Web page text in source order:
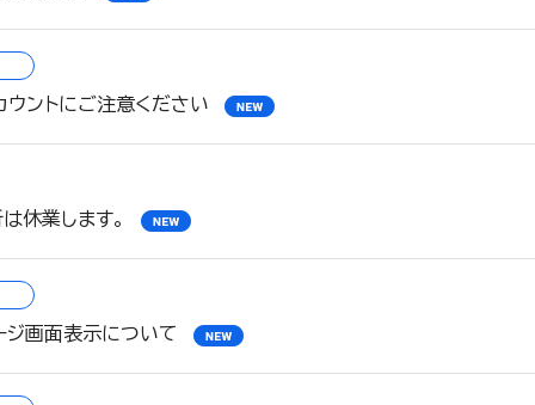
ントにご注意ください
業します。
ジ画面表示について